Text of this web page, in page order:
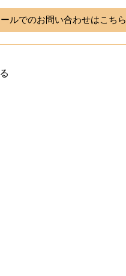
ールでのお問い合わせはこちら